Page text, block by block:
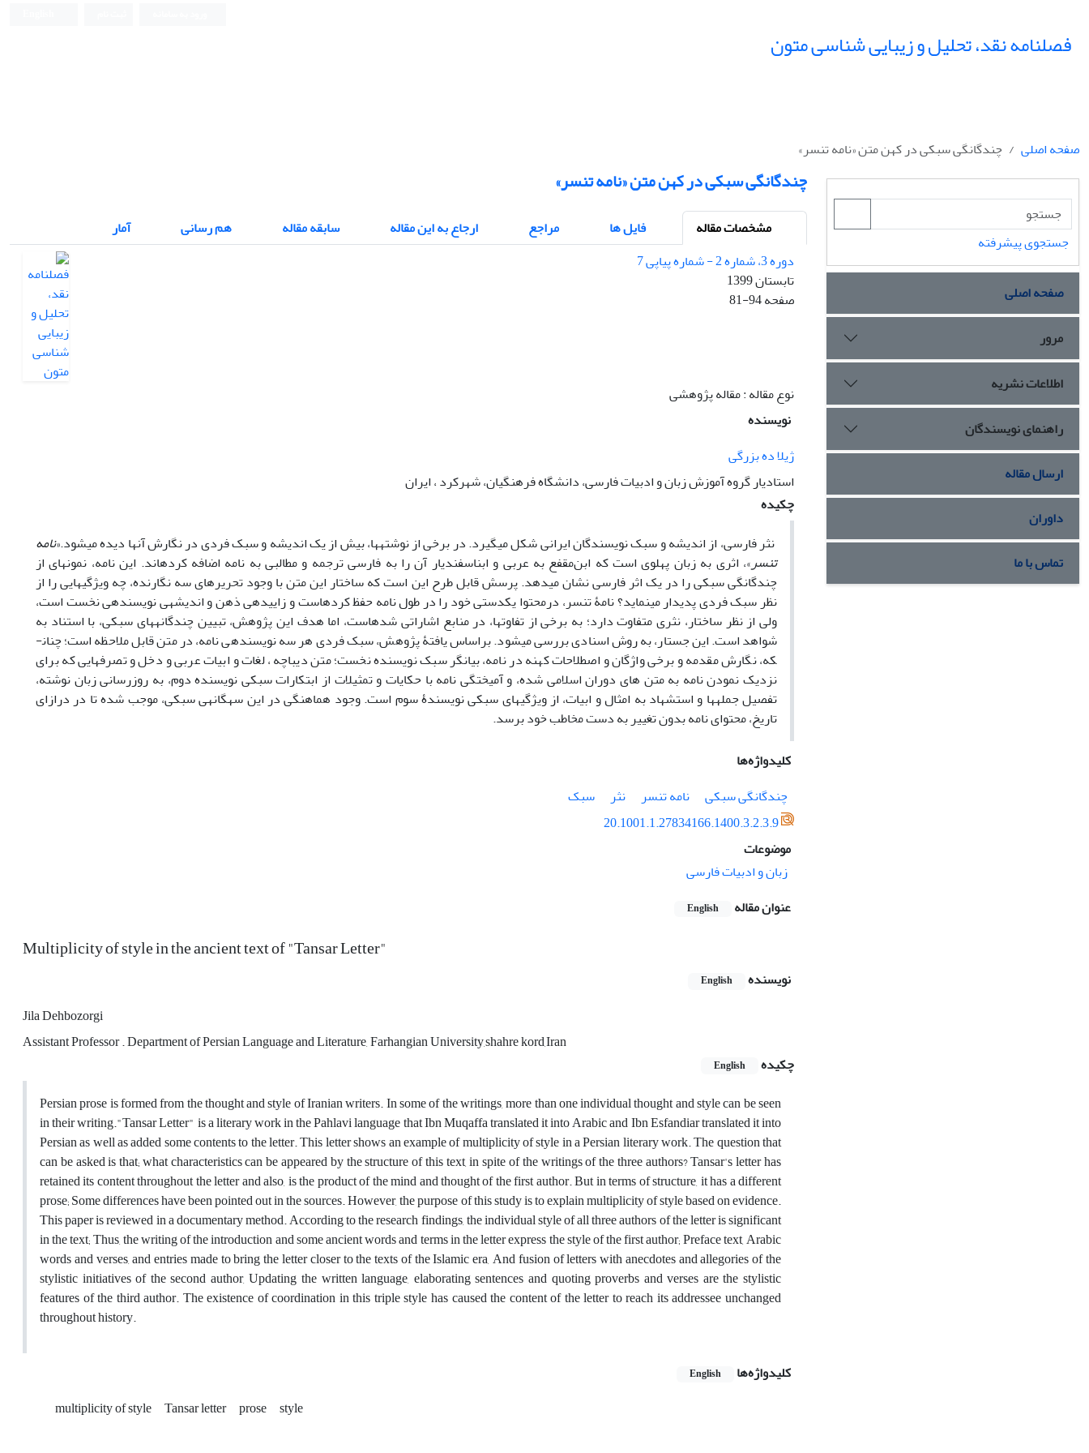
فصلنامه نقد، تحلیل و زیبایی شناسی متون
صفحه اصلی چندگانگی‌ سبکی در کهن متن «نامه تنسر»
چندگانگی‌ سبکی در کهن متن «نامه تنسر»
مشخصات مقاله فایل ها مراجع ارجاع به این مقاله سابقه مقاله هم رسانی
آمار
دوره 3، شماره 2 - شماره پیاپی 7
تابستان 1399
صفحه81-94
نوع مقاله : مقاله پژوهشی
نویسنده
ژیلا ده بزرگی
استادیار گروه آموزش زبان و ادبیات فارسی، دانشگاه فرهنگیان، شهرکرد ، ایران
چکیده
نثر فارسی، از اندیشه و سبک نویسندگان ایرانی شکل می­گیرد. در برخی از نوشته­ها، بیش از یک اندیشه و سبک فردی در نگارش آن­ها دیده می­شود.«نامه
تنسر»، اثری به زبان پهلوی ­است که ابن‌مقفع به عربی و ابن­اسفندیار آن را به فارسی ترجمه و مطالبی به نامه اضافه کرده­اند. این نامه، نمونه­ای از
چندگانگی سبکی را در یک اثر فارسی نشان می­دهد. پرسش قابل طرح این است که ساختار این متن با وجود تحریرهای سه نگارنده، چه ویژگی­هایی را از
نظر­ سبک فردی پدیدار می­نماید؟ نامۀ تنسر، درمحتوا یکدستی خود را در طول نامه حفظ کرده­است و زاییده­ی ذهن و اندیشه­ی نویسنده­ی نخست است،
ولی از نظر ساختار، نثری متفاوت دارد؛ به برخی از تفاوت­ها، در منابع اشاراتی شده­است، اما هدف این پژوهش، تبیین چندگانه­های سبکی، با استناد به
شواهد است. این جستار، به روش اسنادی بررسی می­شود. براساس یافتۀ پژوهش، سبک فردی هر سه نویسنده­ی نامه، در متن قابل ملاحظه است؛ چنان­
که، نگارش مقدمه و برخی واژگان و اصطلاحات کهنه در نامه، بیانگر سبک نویسنده نخست؛ متن دیباچه ، لغات و ابیات عربی و دخل و تصرف­هایی که برای
نزدیک نمودن نامه به متن های دوران اسلامی شده، و آمیختگی نامه با حکایات و تمثیلات از ابتکارات سبکی نویسنده دوم، به روزرسانی زبان نوشته،
تفصیل جمله­ها و استشهاد به امثال و ابیات، از ویژگی­های سبکی نویسندۀ سوم است. وجود هماهنگی در این سه­گانه­ی سبکی، موجب شده تا در درازای
تاریخ، محتوای نامه بدون تغییر به دست مخاطب خود برسد.
کلیدواژه‌ها
چندگانگی سبکی
نامه تنسر نثر
سبک
20.1001.1.27834166.1400.3.2.3.9
موضوعات
زبان و ادبیات فارسی
عنوان مقاله
English
Multiplicity of style in the ancient text of "Tansar Letter"
نویسنده English
Jila Dehbozorgi
Assistant Professor . Department of Persian Language and Literature, Farhangian University,shahre kord,Iran
چکیده
English
Persian prose is formed from the thought and style of Iranian writers. In some of the writings, more than one individual thought and style can be seen
in their writing."Tansar Letter" is a literary work in the Pahlavi language that Ibn Muqaffa translated it into Arabic and Ibn Esfandiar translated it into
Persian as well as added some contents to the letter. This letter shows an example of multiplicity of style in a Persian literary work. The question that
can be asked is that; what characteristics can be appeared by the structure of this text, in spite of the writings of the three authors? Tansar's letter has
retained its content throughout the letter and also, is the product of the mind and thought of the first author. But in terms of structure, it has a different
prose; Some differences have been pointed out in the sources. However, the purpose of this study is to explain multiplicity of style based on evidence.
This paper is reviewed in a documentary method. According to the research findings, the individual style of all three authors of the letter is significant
in the text; Thus, the writing of the introduction and some ancient words and terms in the letter express the style of the first author; Preface text, Arabic
words and verses, and entries made to bring the letter closer to the texts of the Islamic era, And fusion of letters with anecdotes and allegories of the
stylistic initiatives of the second author, Updating the written language, elaborating sentences and quoting proverbs and verses are the stylistic
features of the third author. The existence of coordination in this triple style has caused the content of the letter to reach its addressee unchanged
throughout history.
کلیدواژه‌ها English
multiplicity of style Tansar letter prose style
جستجوی پیشرفته
صفحه اصلی
مرور
اطلاعات نشریه
راهنمای نویسندگان
ارسال مقاله
داوران
تماس با ما